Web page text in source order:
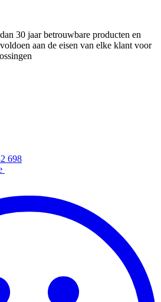
30 jaar betrouwbare producten en
aan de eisen van elke klant voor
698